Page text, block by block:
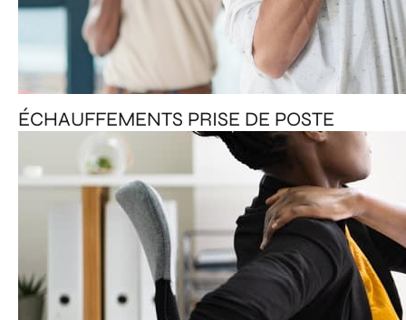
ÉCHAUFFEMENTS PRISE DE POSTE